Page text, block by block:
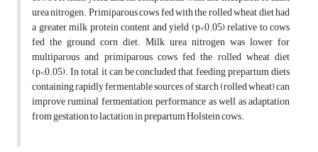
urea nitrogen. Primiparous cows fed with the rolled wheat diet had
a greater milk protein content and yield (p<0.05) relative to cows
fed the ground corn diet. Milk urea nitrogen was lower for
multiparous and primiparous cows fed the rolled wheat diet
(p<0.05). In total, it can be concluded that, feeding prepartum diets
containing rapidly fermentable sources of starch (rolled wheat) can
improve ruminal fermentation, performance as well as adaptation
from gestation to lactation in prepartum Holstein cows.